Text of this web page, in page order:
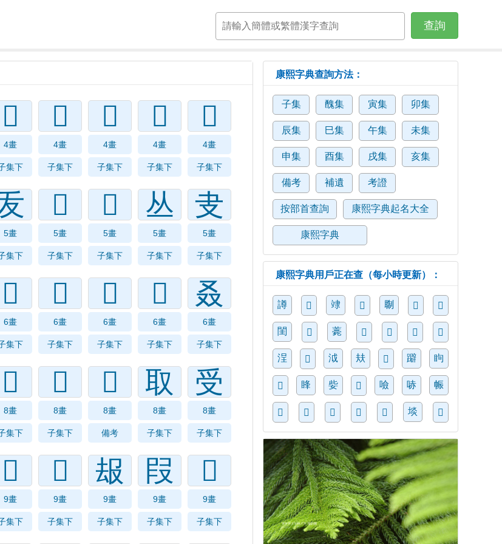
查詢
𠬟
4畫
集下
𠬞
4畫
子集下
𠬚
4畫
子集下
𠬛
4畫
子集下
𠬜
4畫
子集下
5畫
集下
𠬣
5畫
子集下
𠬡
5畫
子集下
丛
5畫
子集下
叏
5畫
子集下
𠬩
6畫
集下
𠬭
6畫
子集下
𠬮
6畫
子集下
𠬫
6畫
子集下
叒
6畫
子集下
𠬼
8畫
集下
𠬻
8畫
子集下
𠬾
8畫
備考
取
8畫
子集下
受
8畫
子集下
𠬿
9畫
集下
𠭁
9畫
子集下
叝
9畫
子集下
叚
9畫
子集下
𠭂
9畫
子集下
康熙字典查詢方法：
子集 醜集 寅集 卯集
辰集 巳集 午集 未集
申集 酉集 戌集 亥集
備考 補遺 考證
按部首查詢 康熙字典起名大全
康熙字典
康熙字典用戶正在查（每小時更新）：
譐 𠈇 䇐 𨘢 䎺 𦶕 𩙗
閨 𠖚 薧 𧏓 𣎒 𩀕 𣽰
浧 𩋝 泧 㚘 𣚊 躃 眗
𠴢 䀱 姕 𠨭 噞 哧 帪
𡿡 𢼃 𩬰 𩙜 𣪬 埮 𣄉